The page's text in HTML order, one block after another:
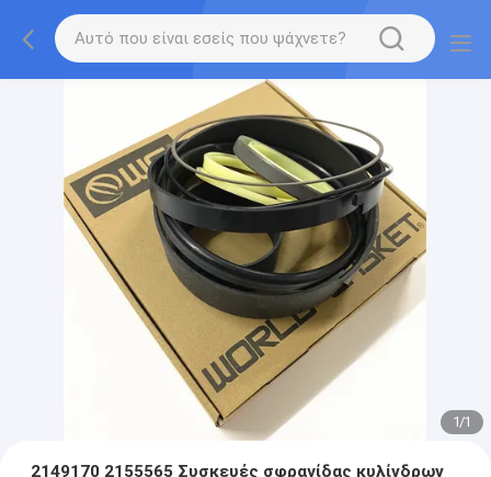
1/1
2149170 2155565 Συσκευές σφραγίδας κυλίνδρων